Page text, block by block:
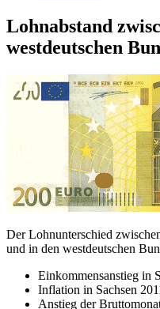
Lohnabstand
westdeutschen
Der Lohnunterschied
und in den westdeutschen
Einkommensanstieg in
Inflation in Sachsen
Anstieg der